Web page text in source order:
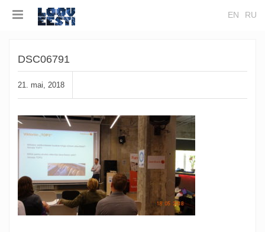
RU
EN
DSC06791
21. mai, 2018